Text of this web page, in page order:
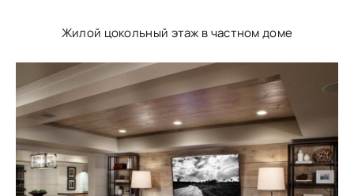
Жилой цокольный этаж в частном доме